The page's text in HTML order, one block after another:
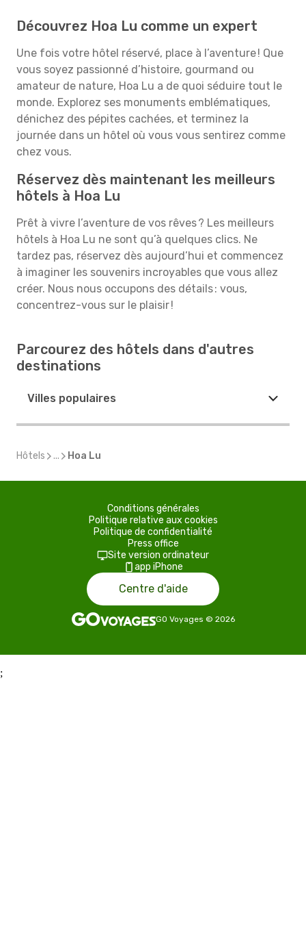
Découvrez Hoa Lu comme un expert
Une fois votre hôtel réservé, place à l’aventure ! Que
vous soyez passionné d’histoire, gourmand ou
amateur de nature, Hoa Lu a de quoi séduire tout le
monde. Explorez ses monuments emblématiques,
dénichez des pépites cachées, et terminez la
journée dans un hôtel où vous vous sentirez comme
chez vous.
Réservez dès maintenant les meilleurs
hôtels à Hoa Lu
Prêt à vivre l’aventure de vos rêves ? Les meilleurs
hôtels à Hoa Lu ne sont qu’à quelques clics. Ne
tardez pas, réservez dès aujourd’hui et commencez
à imaginer les souvenirs incroyables que vous allez
créer. Nous nous occupons des détails : vous,
concentrez-vous sur le plaisir !
Parcourez des hôtels dans d'autres
destinations
Villes populaires
Hôtels ... Hoa Lu
Conditions générales
Politique relative aux cookies
Politique de confidentialité
Press office
Site version ordinateur
app iPhone
Centre d'aide
GO Voyages © 2026
;